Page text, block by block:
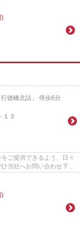
)
行徳橋北詰」 停歩6分
１３
ご提供できるよう、日々
当社へお問い合わせ下さ
)